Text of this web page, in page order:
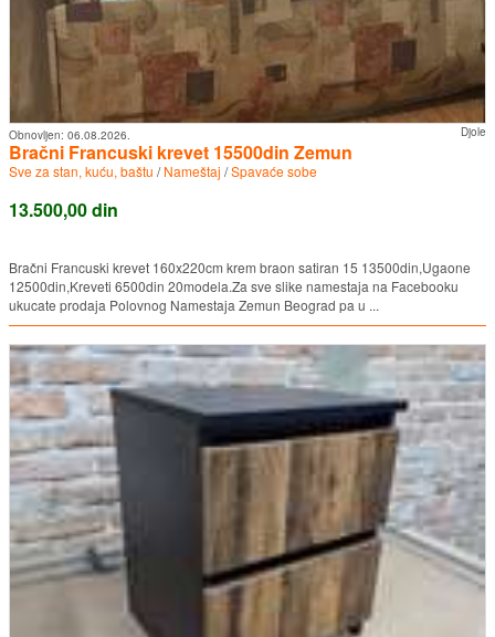
Djole
Obnovljen: 06.08.2026.
Bračni Francuski krevet 15500din Zemun
Sve za stan, kuću, baštu /Nameštaj /Spavaće sobe
13.500,00 din
Bračni Francuski krevet 160x220cm krem braon satiran 15 13500din,Ugaone
12500din,Kreveti 6500din 20modela.Za sve slike namestaja na Facebooku
ukucate prodaja Polovnog Namestaja Zemun Beograd pa u ...